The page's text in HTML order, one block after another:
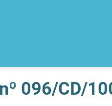
096/CD/